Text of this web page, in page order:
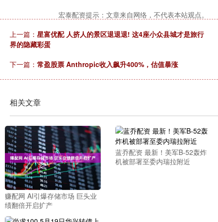
宏泰配资提示：文章来自网络，不代表本站观点。
上一篇： 星富优配 人挤人的景区退退退! 这4座小众县城才是旅行
界的隐藏彩蛋
下一篇： 常盈股票 Anthropic收入飙升400%，估值暴涨
相关文章
赚配网 AI引爆存储市场 巨头业
绩翻倍开启扩产
蓝乔配资 最新！美军B-52轰炸
机被部署至委内瑞拉附近